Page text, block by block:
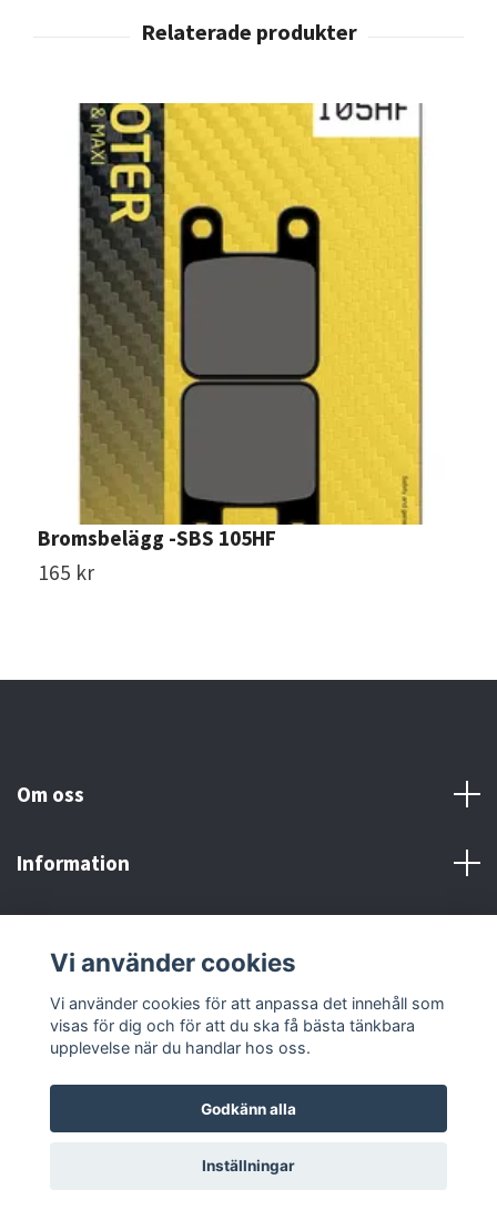
Bromsbelägg -SBS 105HF
165 kr
Om oss
Information
Sociala medier
© 2026 Adrenaline Motors & Workshop AB
Vi använder cookies
Vi använder cookies för att anpassa det innehåll som
visas för dig och för att du ska få bästa tänkbara
upplevelse när du handlar hos oss.
Godkänn alla
Inställningar